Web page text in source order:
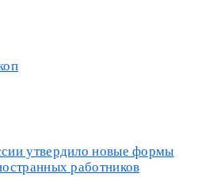
утвердило новые формы
работников